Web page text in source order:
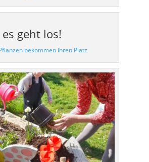
es geht los!
bekommen ihren Platz